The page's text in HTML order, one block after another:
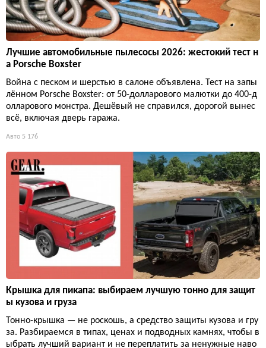
Лучшие автомобильные пылесосы 2026: жестокий тест н
а Porsche Boxster
Война с песком и шерстью в салоне объявлена. Тест на запы
лённом Porsche Boxster: от 50-долларового малютки до 400-д
олларового монстра. Дешёвый не справился, дорогой вынес
всё, включая дверь гаража.
Авто 5 176
Крышка для пикапа: выбираем лучшую тонно для защит
ы кузова и груза
Тонно-крышка — не роскошь, а средство защиты кузова и гру
за. Разбираемся в типах, ценах и подводных камнях, чтобы в
ыбрать лучший вариант и не переплатить за ненужные наво